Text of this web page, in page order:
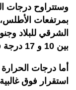
الشرقي للبلاد
بين 10 و 17 درجة في ما تبقى من ربوع المملكة.
أما درجات
استقرار فوق غالبية